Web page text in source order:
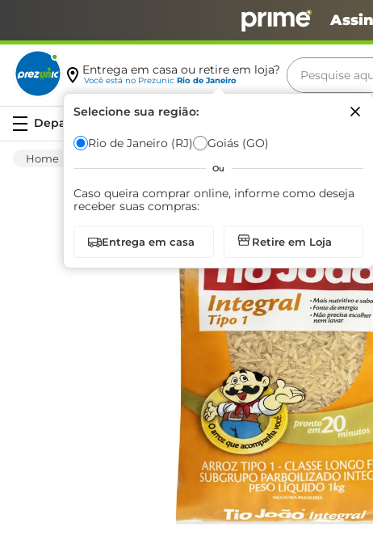
Entrega em casa ou retire em loja?
Você está no Prezunic Rio de Janeiro
Selecione sua região:
Rio de Janeiro (RJ) Goiás (GO)
Ou
Caso queira comprar online, informe como deseja
receber suas compras:
Entrega em casa Retire em Loja
Pesquise
Termos
café
biscoito
azeite
arroz
iogurte
papel
cerveja